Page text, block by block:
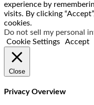
experience by
visits. By clicking
cookies.
Do not sell my personal
Cookie Settings
Accept
Close
Privacy Overview